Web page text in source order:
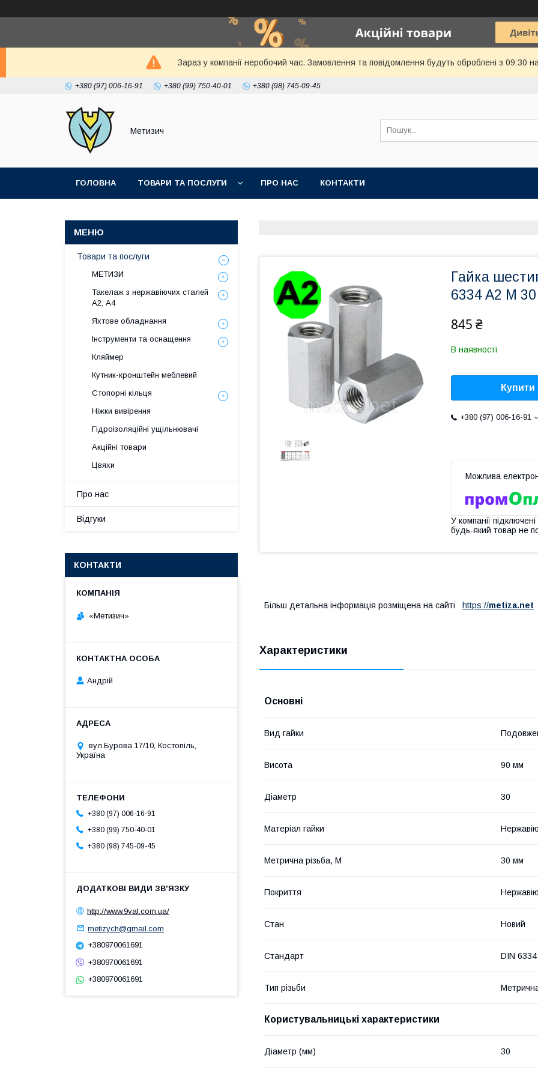
Зараз у компанії неробочий час. Замовлення та повідомлення будуть оброблені з 09:30
+380 (97) 006-16-91 +380 (99) 750-40-01 +380 (98) 745-09-45
Метизич
ГОЛОВНА ТОВАРИ ТА ПОСЛУГИ ПРО НАС КОНТАКТИ
Гайка
6334 A2 M 30
845 ₴
В наявності
Купити
+380 (97) 006-16-91
У компанії
будь-який товар не
Більш детальна інформація розміщена на сайті https://metiza.net
Характеристики
Основні
Вид гайки
Висота 90 мм
Діаметр 30
Матеріал гайки
Метрична різьба, М 30 мм
Покриття
Стан Новий
Стандарт DIN 6334
Тип різьби
Користувальницькі характеристики
Діаметр (мм) 30
Товари та послуги
МЕТИЗИ
Такелаж з нержавіючих сталей
А2, А4
Яхтове обладнання
Інструменти та оснащення
Кляймер
Кутник-кронштейн меблевий
Стопорні кільця
Ніжки вивірення
Гідроізоляційні ущільнювачі
Акційні товари
Цвяхи
Про нас
Відгуки
КОНТАКТИ
«Метизич»
Андрій
вул.Бурова 17/10, Костопіль,
Україна
+380 (97) 006-16-91
+380 (99) 750-40-01
+380 (98) 745-09-45
http://www.9val.com.ua/
metizych@gmail.com
+380970061691
+380970061691
+380970061691